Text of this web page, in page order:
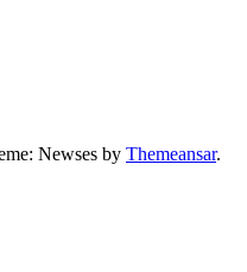
Newses by Themeansar.